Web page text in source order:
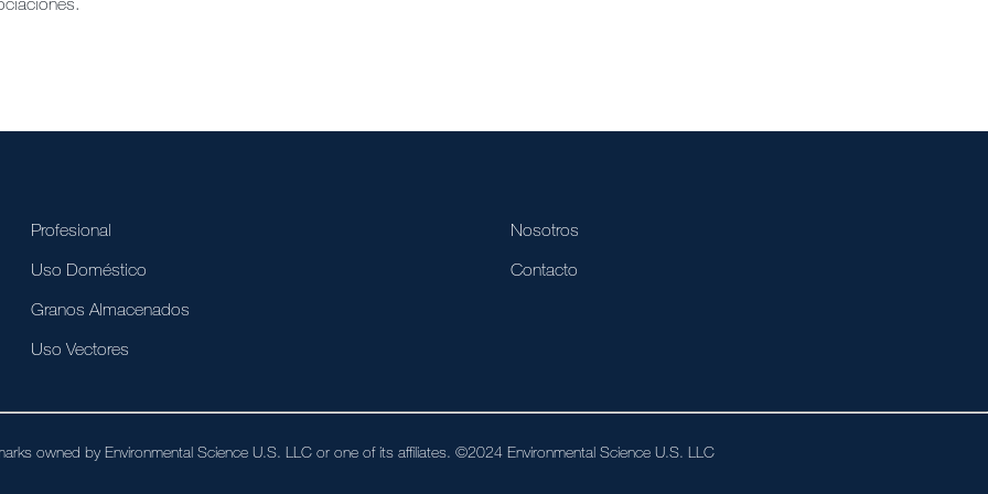
Profesional
Uso Doméstico
Granos Almacenados
Uso Vectores
Nosotros
Contacto
owned by Environmental Science U.S. LLC or one of its affiliates. ©2024 Environmental Science U.S. LLC